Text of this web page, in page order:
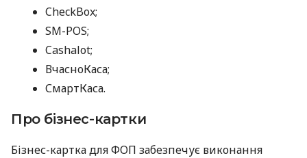
CheckBox;
SM-POS;
Cashalot;
ВчасноКаса;
СмартКаса.
Про бізнес-картки
Бізнес-картка для ФОП забезпечує виконання